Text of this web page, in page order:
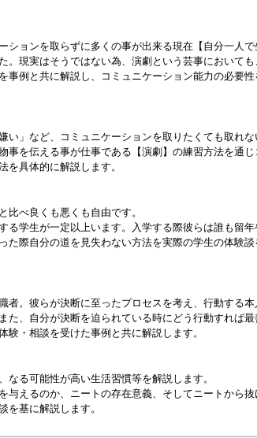
ションを取らずに多くの事が出来る現在【自分一人で
。現実はそうではない為、演劇という芸事においても
事例と共に解説し、コミュニケーション能力の必要性
い」など、コミュニケーションを取りたくても取れ
事を伝える事が仕事である【演劇】の練習方法を通じ
を具体的に解説します。
比べ良くも悪くも自由です。
る学生が一定以上います。入学する際彼らは誰も留
た際自分の道を見失わない方法を実際の学生の体験談
者。彼らが決断に至ったプロセスを考え、行動する本
た、自分が決断を迫られている時にどう行動すれば
・相談を受けた事例と共に解説します。
る可能性が高い生活習慣等を解説します。
与えるのか、ニートの存在意義、そしてニートから抜
を基に解説します。